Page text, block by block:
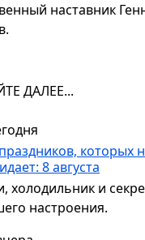
наставник
ДАЛЕЕ...
которых
8 августа
холодильник и
настроения.